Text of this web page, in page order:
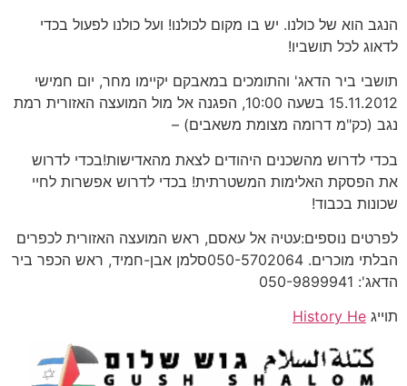
הנגב הוא של כולנו. יש בו מקום לכולנו! ועל כולנו לפעול בכדי
לדאוג לכל תושביו!
תושבי ביר הדאג' והתומכים במאבקם יקיימו מחר, יום חמישי
15.11.2012 בשעה 10:00, הפגנה אל מול המועצה האזורית רמת
נגב (כק"מ דרומה מצומת משאבים) –
בכדי לדרוש מהשכנים היהודים לצאת מהאדישות!בכדי לדרוש
את הפסקת האלימות המשטרתית! בכדי לדרוש אפשרות לחיי
שכונות בכבוד!
לפרטים נוספים:עטיה אל עאסם, ראש המועצה האזורית לכפרים
הבלתי מוכרים. 050-5702064סלמן אבן-חמיד, ראש הכפר ביר
הדאג': 050-9899941
תוייג History He